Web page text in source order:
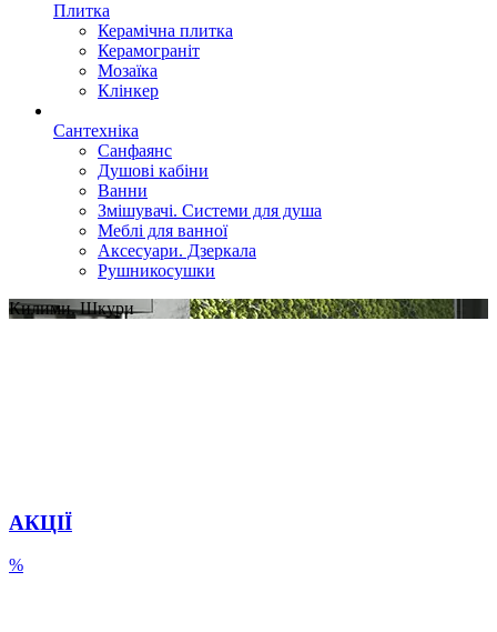
Плитка
Керамічна плитка
Керамограніт
Мозаїка
Клінкер
Сантехніка
Санфаянс
Душові кабіни
Ванни
Змішувачі. Системи для душа
Меблі для ванної
Аксесуари. Дзеркала
Рушникосушки
Килими. Шкури
АКЦІЇ
%